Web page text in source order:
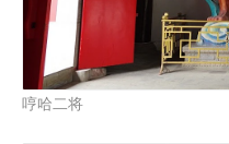
哼哈二将